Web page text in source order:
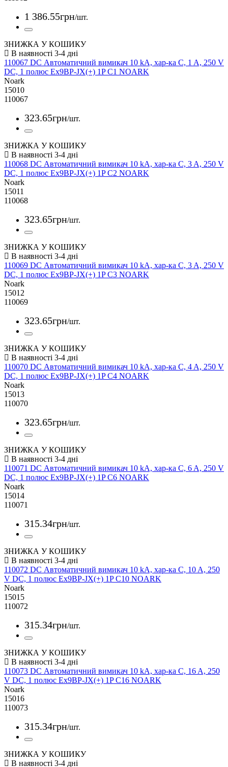
1 386.55грн/шт.
ЗНИЖКА У КОШИКУ
110067 DC Автоматичний вимикач 10 kA, хар-ка C, 1 A, 250 V
DC, 1 полюс Ex9BP-JX(+) 1P C1 NOARK
Noark
15010
110067
323.65грн/шт.
ЗНИЖКА У КОШИКУ
110068 DC Автоматичний вимикач 10 kA, хар-ка C, 3 A, 250 V
DC, 1 полюс Ex9BP-JX(+) 1P C2 NOARK
Noark
15011
110068
323.65грн/шт.
ЗНИЖКА У КОШИКУ
110069 DC Автоматичний вимикач 10 kA, хар-ка C, 3 A, 250 V
DC, 1 полюс Ex9BP-JX(+) 1P C3 NOARK
Noark
15012
110069
323.65грн/шт.
ЗНИЖКА У КОШИКУ
110070 DC Автоматичний вимикач 10 kA, хар-ка C, 4 A, 250 V
DC, 1 полюс Ex9BP-JX(+) 1P C4 NOARK
Noark
15013
110070
323.65грн/шт.
ЗНИЖКА У КОШИКУ
110071 DC Автоматичний вимикач 10 kA, хар-ка C, 6 A, 250 V
DC, 1 полюс Ex9BP-JX(+) 1P C6 NOARK
Noark
15014
110071
315.34грн/шт.
ЗНИЖКА У КОШИКУ
110072 DC Автоматичний вимикач 10 kA, хар-ка C, 10 A, 250
V DC, 1 полюс Ex9BP-JX(+) 1P C10 NOARK
Noark
15015
110072
315.34грн/шт.
ЗНИЖКА У КОШИКУ
110073 DC Автоматичний вимикач 10 kA, хар-ка C, 16 A, 250
V DC, 1 полюс Ex9BP-JX(+) 1P C16 NOARK
Noark
15016
110073
315.34грн/шт.
ЗНИЖКА У КОШИКУ